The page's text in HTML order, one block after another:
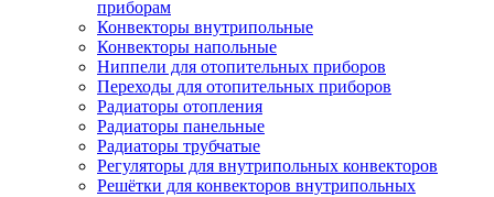
приборам
Конвекторы внутрипольные
Конвекторы напольные
Ниппели для отопительных приборов
Переходы для отопительных приборов
Радиаторы отопления
Радиаторы панельные
Радиаторы трубчатые
Регуляторы для внутрипольных конвекторов
Решётки для конвекторов внутрипольных